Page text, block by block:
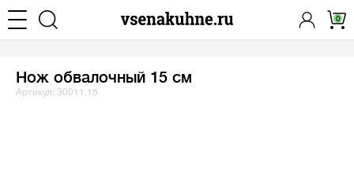
0
Нож обвалочный 15 см
Артикул: 30011.15